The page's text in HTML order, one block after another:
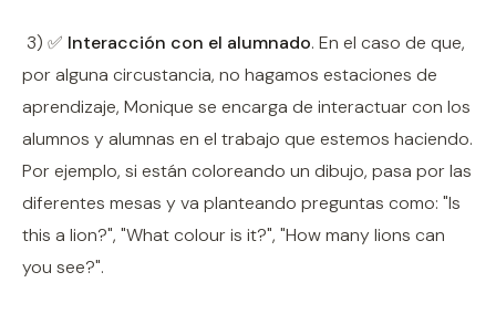
3) ✅ Interacción con el alumnado. En el caso de que,
por alguna circustancia, no hagamos estaciones de
aprendizaje, Monique se encarga de interactuar con los
alumnos y alumnas en el trabajo que estemos haciendo.
Por ejemplo, si están coloreando un dibujo, pasa por las
diferentes mesas y va planteando preguntas como: "Is
this a lion?", "What colour is it?", "How many lions can
you see?".